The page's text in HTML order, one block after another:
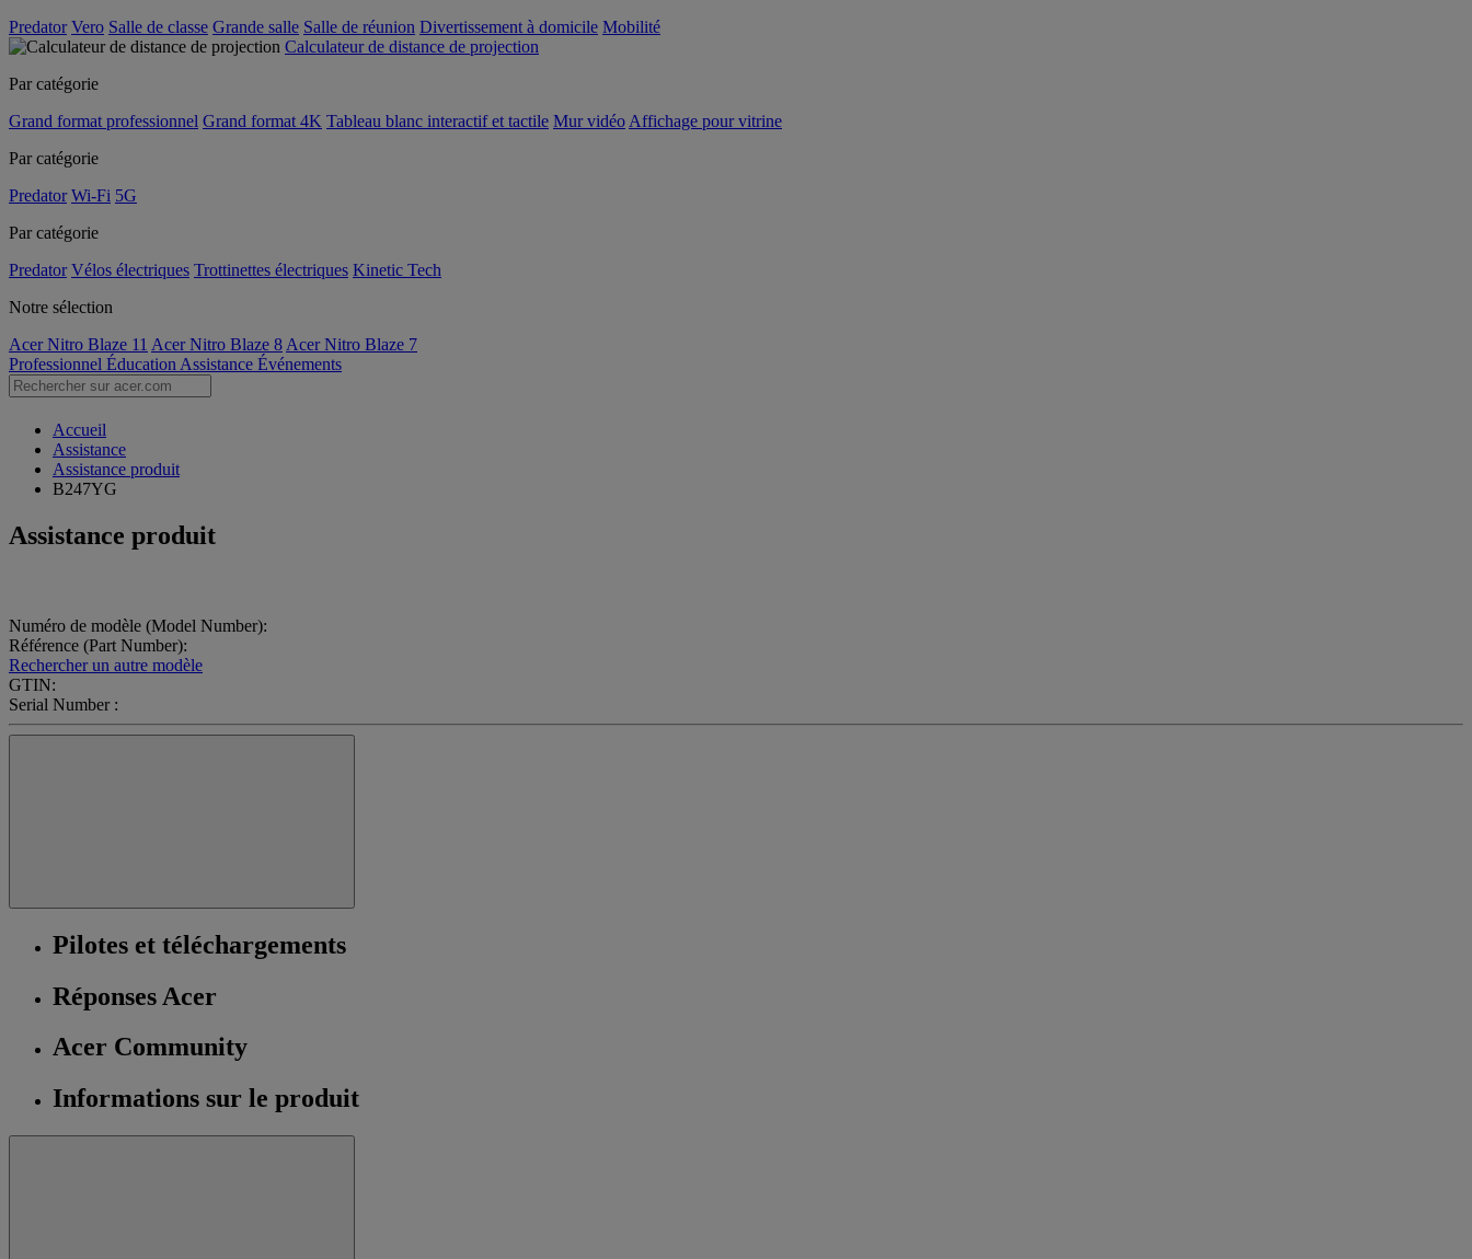
Predator Vero Salle de classe Grande salle Salle de réunion Divertissement à domicile Mobilité
Calculateur de distance de projection
Par catégorie
Grand format professionnel Grand format 4K Tableau blanc interactif et tactile Mur vidéo Affichage pour vitrine
Par catégorie
Predator Wi-Fi 5G
Par catégorie
Predator Vélos électriques Trottinettes électriques Kinetic Tech
Notre sélection
Acer Nitro Blaze 11 Acer Nitro Blaze 8 Acer Nitro Blaze 7
Professionnel Éducation Assistance Événements
Accueil
Assistance
Assistance produit
B247YG
Assistance produit
Numéro de modèle (Model Number):
Référence (Part Number):
Rechercher un autre modèle
GTIN:
Serial Number :
Pilotes et téléchargements
Réponses Acer
Acer Community
Informations sur le produit